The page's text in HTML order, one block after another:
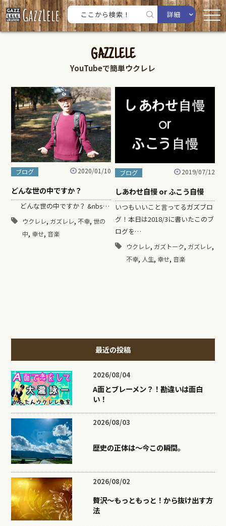
詳細
GAZZLELE
YouTubeで簡単ウクレレ
ブログ 2020/01/10
どんな世の中ですか？
どんな世の中ですか？ &nbs…
ウクレレ, ガズレレ, 不幸, 世の
中, 幸せ, 音楽
ブログ 2019/07/12
しあわせ自慢 or ふこう自慢
いつもいいこと言ってるガズブロ
グ！本日は2018/3に書いたこのブ
ログを…
ウクレレ, ガズトーク, ガズレレ,
不幸, 人生, 幸せ, 音楽
最近の投稿
2026/08/04
A面とブレーメン？！勘違いは面白
い！
2026/08/03
歴史の正体は〜今この瞬間。
2026/08/02
贅沢〜もっともっと！から抜け出す方
法